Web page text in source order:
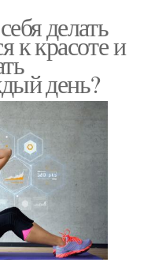
делать
к красоте и
день?